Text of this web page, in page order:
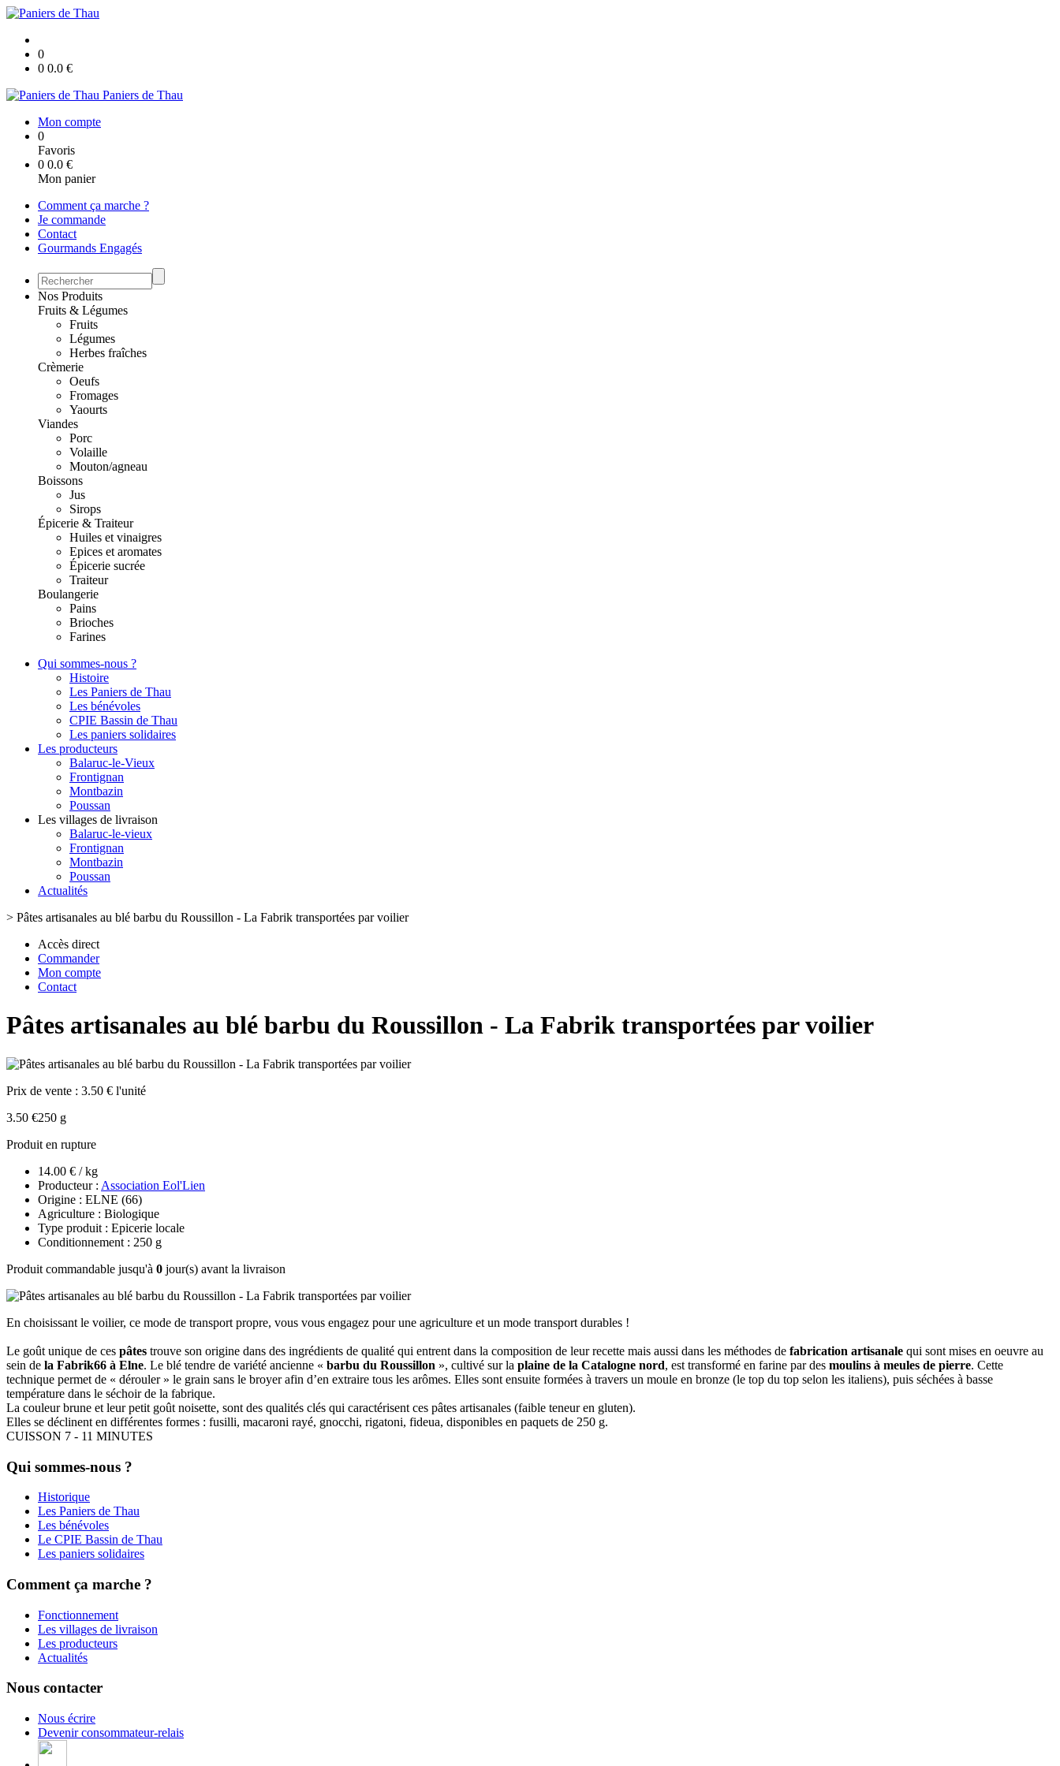
0
0 0.0 €
Paniers de Thau
Mon compte
0
Favoris
0 0.0 €
Mon panier
Comment ça marche ?
Je commande
Contact
Gourmands Engagés
Nos Produits
Fruits & Légumes
Fruits
Légumes
Herbes fraîches
Crèmerie
Oeufs
Fromages
Yaourts
Viandes
Porc
Volaille
Mouton/agneau
Boissons
Jus
Sirops
Épicerie & Traiteur
Huiles et vinaigres
Epices et aromates
Épicerie sucrée
Traiteur
Boulangerie
Pains
Brioches
Farines
Qui sommes-nous ?
Histoire
Les Paniers de Thau
Les bénévoles
CPIE Bassin de Thau
Les paniers solidaires
Les producteurs
Balaruc-le-Vieux
Frontignan
Montbazin
Poussan
Les villages de livraison
Balaruc-le-vieux
Frontignan
Montbazin
Poussan
Actualités
> Pâtes artisanales au blé barbu du Roussillon - La Fabrik transportées par voilier
Accès direct
Commander
Mon compte
Contact
Pâtes artisanales au blé barbu du Roussillon - La Fabrik transportées par voilier
Prix de vente : 3.50 € l'unité
3.50 €250 g
Produit en rupture
14.00 € / kg
Producteur : Association Eol'Lien
Origine : ELNE (66)
Agriculture : Biologique
Type produit : Epicerie locale
Conditionnement : 250 g
Produit commandable jusqu'à 0 jour(s) avant la livraison
En choisissant le voilier, ce mode de transport propre, vous vous engagez pour une agriculture et un mode transport durables !
Le goût unique de ces pâtes trouve son origine dans des ingrédients de qualité qui entrent dans la composition de leur recette mais aussi dans les méthodes de fabrication artisanale qui sont mises en oeuvre au
sein de la Fabrik66 à Elne. Le blé tendre de variété ancienne « barbu du Roussillon », cultivé sur la plaine de la Catalogne nord, est transformé en farine par des moulins à meules de pierre. Cette
technique permet de « dérouler » le grain sans le broyer afin d’en extraire tous les arômes. Elles sont ensuite formées à travers un moule en bronze (le top du top selon les italiens), puis séchées à basse
température dans le séchoir de la fabrique.
La couleur brune et leur petit goût noisette, sont des qualités clés qui caractérisent ces pâtes artisanales (faible teneur en gluten).
Elles se déclinent en différentes formes : fusilli, macaroni rayé, gnocchi, rigatoni, fideua, disponibles en paquets de 250 g.
CUISSON 7 - 11 MINUTES
Qui sommes-nous ?
Historique
Les Paniers de Thau
Les bénévoles
Le CPIE Bassin de Thau
Les paniers solidaires
Comment ça marche ?
Fonctionnement
Les villages de livraison
Les producteurs
Actualités
Nous contacter
Nous écrire
Devenir consommateur-relais